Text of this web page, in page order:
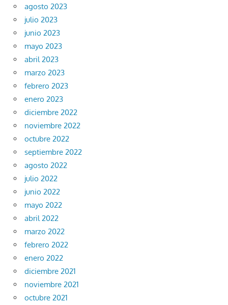
agosto 2023
julio 2023
junio 2023
mayo 2023
abril 2023
marzo 2023
febrero 2023
enero 2023
diciembre 2022
noviembre 2022
octubre 2022
septiembre 2022
agosto 2022
julio 2022
junio 2022
mayo 2022
abril 2022
marzo 2022
febrero 2022
enero 2022
diciembre 2021
noviembre 2021
octubre 2021